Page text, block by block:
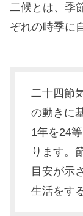
二候とは、季
ぞれの時季に
二十四節
の動きに
1年を24
ります。
目安が示
生活をす